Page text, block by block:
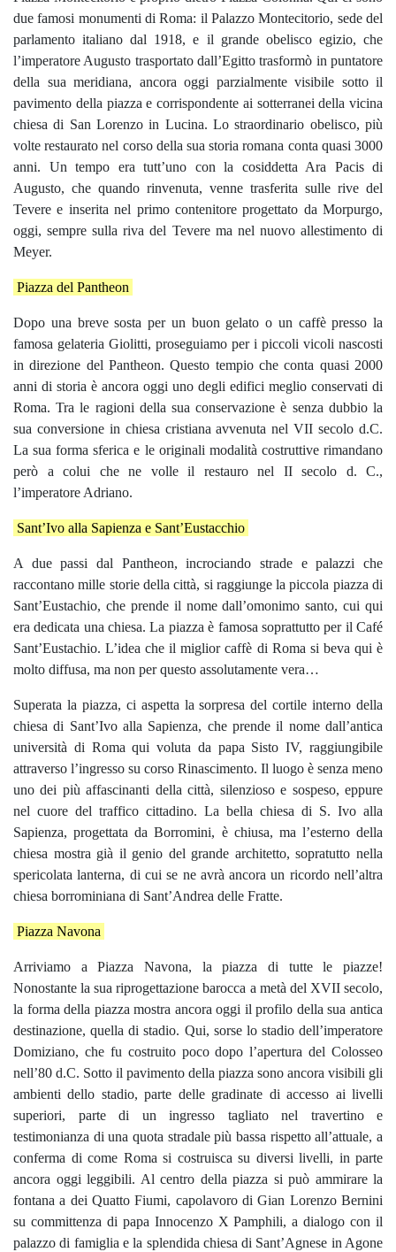
due famosi monumenti di Roma: il Palazzo Montecitorio, sede del
parlamento italiano dal 1918, e il grande obelisco egizio, che
l’imperatore Augusto trasportato dall’Egitto trasformò in puntatore
della sua meridiana, ancora oggi parzialmente visibile sotto il
pavimento della piazza e corrispondente ai sotterranei della vicina
chiesa di San Lorenzo in Lucina. Lo straordinario obelisco, più
volte restaurato nel corso della sua storia romana conta quasi 3000
anni. Un tempo era tutt’uno con la cosiddetta Ara Pacis di
Augusto, che quando rinvenuta, venne trasferita sulle rive del
Tevere e inserita nel primo contenitore progettato da Morpurgo,
oggi, sempre sulla riva del Tevere ma nel nuovo allestimento di
Meyer.
Piazza del Pantheon
Dopo una breve sosta per un buon gelato o un caffè presso la
famosa gelateria Giolitti, proseguiamo per i piccoli vicoli nascosti
in direzione del Pantheon. Questo tempio che conta quasi 2000
anni di storia è ancora oggi uno degli edifici meglio conservati di
Roma. Tra le ragioni della sua conservazione è senza dubbio la
sua conversione in chiesa cristiana avvenuta nel VII secolo d.C.
La sua forma sferica e le originali modalità costruttive rimandano
però a colui che ne volle il restauro nel II secolo d. C.,
l’imperatore Adriano.
Sant’Ivo alla Sapienza e Sant’Eustacchio
A due passi dal Pantheon, incrociando strade e palazzi che
raccontano mille storie della città, si raggiunge la piccola piazza di
Sant’Eustachio, che prende il nome dall’omonimo santo, cui qui
era dedicata una chiesa. La piazza è famosa soprattutto per il Café
Sant’Eustachio. L’idea che il miglior caffè di Roma si beva qui è
molto diffusa, ma non per questo assolutamente vera…
Superata la piazza, ci aspetta la sorpresa del cortile interno della
chiesa di Sant’Ivo alla Sapienza, che prende il nome dall’antica
università di Roma qui voluta da papa Sisto IV, raggiungibile
attraverso l’ingresso su corso Rinascimento. Il luogo è senza meno
uno dei più affascinanti della città, silenzioso e sospeso, eppure
nel cuore del traffico cittadino. La bella chiesa di S. Ivo alla
Sapienza, progettata da Borromini, è chiusa, ma l’esterno della
chiesa mostra già il genio del grande architetto, sopratutto nella
spericolata lanterna, di cui se ne avrà ancora un ricordo nell’altra
chiesa borrominiana di Sant’Andrea delle Fratte.
Piazza Navona
Arriviamo a Piazza Navona, la piazza di tutte le piazze!
Nonostante la sua riprogettazione barocca a metà del XVII secolo,
la forma della piazza mostra ancora oggi il profilo della sua antica
destinazione, quella di stadio. Qui, sorse lo stadio dell’imperatore
Domiziano, che fu costruito poco dopo l’apertura del Colosseo
nell’80 d.C. Sotto il pavimento della piazza sono ancora visibili gli
ambienti dello stadio, parte delle gradinate di accesso ai livelli
superiori, parte di un ingresso tagliato nel travertino e
testimonianza di una quota stradale più bassa rispetto all’attuale, a
conferma di come Roma si costruisca su diversi livelli, in parte
ancora oggi leggibili. Al centro della piazza si può ammirare la
fontana a dei Quatto Fiumi, capolavoro di Gian Lorenzo Bernini
su committenza di papa Innocenzo X Pamphili, a dialogo con il
palazzo di famiglia e la splendida chiesa di Sant’Agnese in Agone